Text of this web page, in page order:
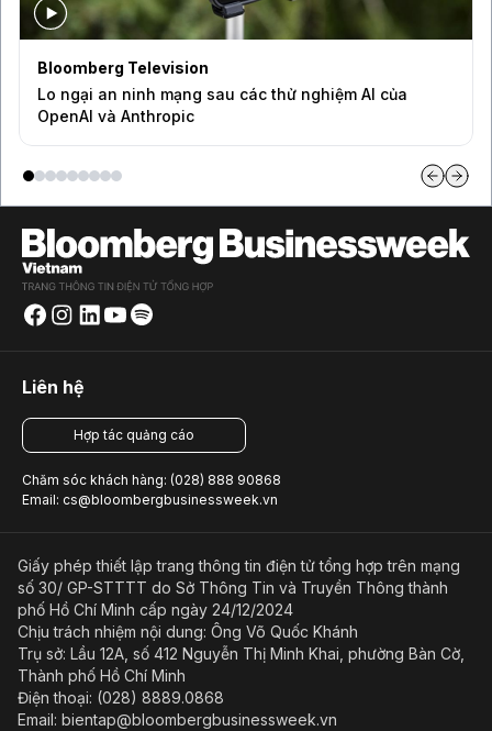
Bloomberg Television
CEO Uber: Chưa thấy người tiêu dùng thắt chặt chi tiêu
Liên hệ
Hợp tác quảng cáo
Chăm sóc khách hàng: (028) 888 90868
Email: cs@bloombergbusinessweek.vn
Giấy phép thiết lập trang thông tin điện tử tổng hợp trên mạng
số 30/ GP-STTTT do Sở Thông Tin và Truyền Thông thành
phố Hồ Chí Minh cấp ngày 24/12/2024
Chịu trách nhiệm nội dung: Ông Võ Quốc Khánh
Trụ sở: Lầu 12A, số 412 Nguyễn Thị Minh Khai, phường Bàn Cờ,
Thành phố Hồ Chí Minh
Điện thoại: (028) 8889.0868
Email: bientap@bloombergbusinessweek.vn